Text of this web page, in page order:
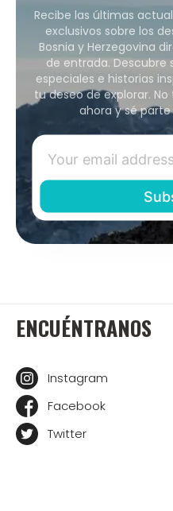
Recibe las últimas
exclusivos sobre los
Bosnia y Herzegovina
de entrada. Descubre
especiales e historias
tu deseo de explorar.
ahora y sé
ENCUÉNTRANOS
Instagram
Facebook
Twitter